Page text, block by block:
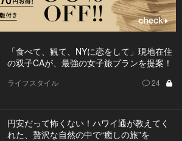
「食べて、観て、NYに恋をして」現地在住
の双子CAが、最強の女子旅プランを提案！
ライフスタイル 24
円安だって怖くない！ハワイ通が教えてく
れた、贅沢な自然の中で“癒しの旅”を